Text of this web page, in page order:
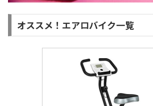
オススメ！エアロバイク一覧